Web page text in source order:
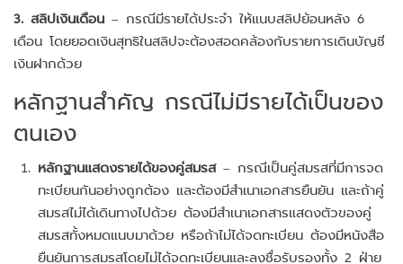
3. สลิปเงินเดือน – กรณีมีรายได้ประจำ ให้แนบสลิปย้อนหลัง 6
เดือน โดยยอดเงินสุทธิในสลิปจะต้องสอดคล้องกับรายการเดินบัญชี
เงินฝากด้วย
หลักฐานสำคัญ กรณีไม่มีรายได้เป็นของ
ตนเอง
หลักฐานแสดงรายได้ของคู่สมรส– กรณีเป็นคู่สมรสที่มีการจด
ทะเบียนกันอย่างถูกต้อง และต้องมีสำเนาเอกสารยืนยัน และถ้าคู่
สมรสไม่ได้เดินทางไปด้วย ต้องมีสำเนาเอกสารแสดงตัวของคู่
สมรสทั้งหมดแนบมาด้วย หรือถ้าไม่ได้จดทะเบียน ต้องมีหนังสือ
ยืนยันการสมรสโดยไม่ได้จดทะเบียนและลงชื่อรับรองทั้ง 2 ฝ่าย